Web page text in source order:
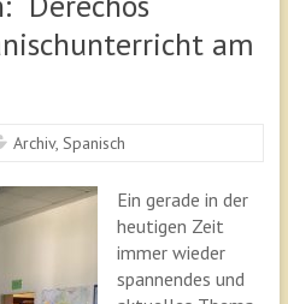
am
Archiv, Spanisch
Ein gerade in der
heutigen Zeit
immer wieder
spannendes und